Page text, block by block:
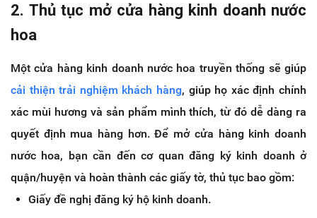
2. Thủ tục mở cửa hàng kinh doanh nước
hoa
Một cửa hàng kinh doanh nước hoa truyền thống sẽ giúp
cải thiện trải nghiệm khách hàng, giúp họ xác định chính
xác mùi hương và sản phẩm mình thích, từ đó dễ dàng ra
quyết định mua hàng hơn. Để mở cửa hàng kinh doanh
nước hoa, bạn cần đến cơ quan đăng ký kinh doanh ở
quận/huyện và hoàn thành các giấy tờ, thủ tục bao gồm:
Giấy đề nghị đăng ký hộ kinh doanh.